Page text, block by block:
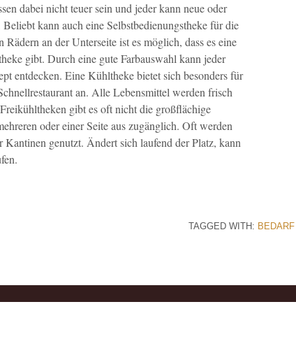
dabei nicht teuer sein und jeder kann neue oder
kann auch eine Selbstbedienungstheke für die
an der Unterseite ist es möglich, dass es eine
gibt. Durch eine gute Farbauswahl kann jeder
entdecken. Eine Kühltheke bietet sich besonders für
an. Alle Lebensmittel werden frisch
gibt es oft nicht die großflächige
oder einer Seite aus zugänglich. Oft werden
Kantinen genutzt. Ändert sich laufend der Platz, kann
TAGGED WITH: BEDARF